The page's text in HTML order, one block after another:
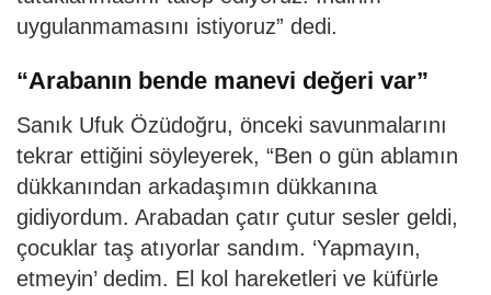
uygulanmamasını istiyoruz” dedi.
“Arabanın bende manevi değeri var”
Sanık Ufuk Özüdoğru, önceki savunmalarını
tekrar ettiğini söyleyerek, “Ben o gün ablamın
dükkanından arkadaşımın dükkanına
gidiyordum. Arabadan çatır çutur sesler geldi,
çocuklar taş atıyorlar sandım. ‘Yapmayın,
etmeyin’ dedim. El kol hareketleri ve küfürle